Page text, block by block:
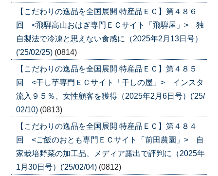
【こだわりの逸品を全国展開 特産品ＥＣ】第４８６
回 <飛騨高山おはぎ専門ＥＣサイト「飛騨屋」> 独
自製法で冷凍と思えない食感に（2025年2月13日号）
('25/02/25) (0814)
【こだわりの逸品を全国展開 特産品ＥＣ】第４８５
回 <干し芋専門ＥＣサイト「干しの屋」> インスタ
流入９５％、女性顧客を獲得（2025年2月6日号）('25/
02/10) (0813)
【こだわりの逸品を全国展開 特産品ＥＣ】第４８４
回 <ご飯のおとも専門ＥＣサイト「前田農園」> 自
家栽培野菜の加工品、メディア露出で評判に（2025年
1月30日号）('25/02/04) (0812)